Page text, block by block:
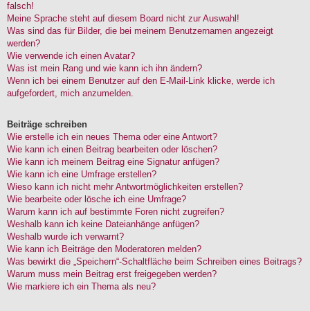
falsch!
Meine Sprache steht auf diesem Board nicht zur Auswahl!
Was sind das für Bilder, die bei meinem Benutzernamen angezeigt
werden?
Wie verwende ich einen Avatar?
Was ist mein Rang und wie kann ich ihn ändern?
Wenn ich bei einem Benutzer auf den E-Mail-Link klicke, werde ich
aufgefordert, mich anzumelden.
Beiträge schreiben
Wie erstelle ich ein neues Thema oder eine Antwort?
Wie kann ich einen Beitrag bearbeiten oder löschen?
Wie kann ich meinem Beitrag eine Signatur anfügen?
Wie kann ich eine Umfrage erstellen?
Wieso kann ich nicht mehr Antwortmöglichkeiten erstellen?
Wie bearbeite oder lösche ich eine Umfrage?
Warum kann ich auf bestimmte Foren nicht zugreifen?
Weshalb kann ich keine Dateianhänge anfügen?
Weshalb wurde ich verwarnt?
Wie kann ich Beiträge den Moderatoren melden?
Was bewirkt die „Speichern“-Schaltfläche beim Schreiben eines Beitrags?
Warum muss mein Beitrag erst freigegeben werden?
Wie markiere ich ein Thema als neu?